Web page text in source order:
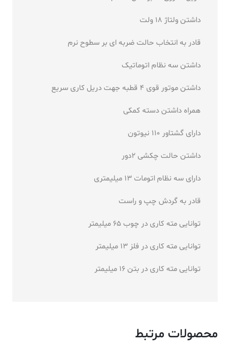
داشتن ولتاژ 18 ولت
قادر به انتخاب حالت ضربه ای بر سطوح نرم
داشتن سه نظام اتوماتیک
داشتن موتور قوی 4 قطبه جهت دریل کاری سریع
همراه داشتن دسته کمکی
دارای گشتاور 110 نیوتون
داشتن حالت چکشی 2دور
دارای سه نظام اتومات 13 میلیمتری
قادر به گردش چپ و راست
توانایی مته کاری در چوب 65 میلیمتر
توانایی مته کاری در فلز 13 میلیمتر
توانایی مته کاری در بتن 16 میلیمتر
محصولات مرتبط